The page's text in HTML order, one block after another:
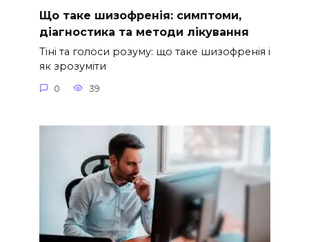
Що таке шизофренія: симптоми,
діагностика та методи лікування
Тіні та голоси розуму: що таке шизофренія і
як зрозуміти
0 39